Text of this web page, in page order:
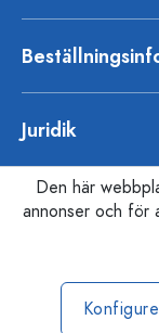
Juridik
Den här
annonser och för